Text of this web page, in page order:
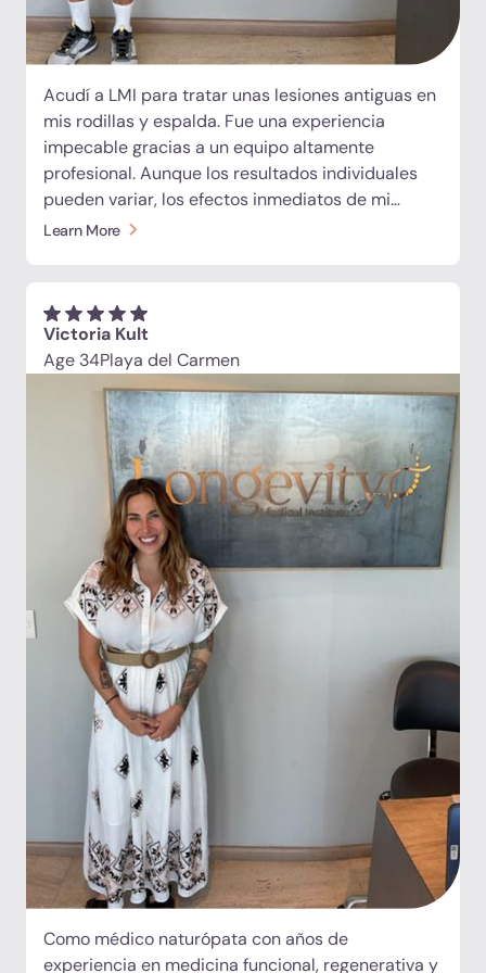
Acudí a LMI para tratar unas lesiones antiguas en
mis rodillas y espalda. Fue una experiencia
impecable gracias a un equipo altamente
profesional. Aunque los resultados individuales
pueden variar, los efectos inmediatos de mi
protocolo de tratamiento (células madre,
sesiones de tratamiento duraron unos tres días y,
tres días después de la última sesión, camino y
me mantengo en pie de forma visiblemente
distinta. Mi esposa, que es instructora de Pilates,
quedó asombrada con los cambios que vio en mí
y ella misma está interesada en recibir
tratamiento para algunas de sus lesiones
antiguas. No tengo suficientes palabras de
agradecimiento para el Dr. Felix, el Dr. Hugo,
Cristian, Nico, Ariana, Erick, Dariana y Paola.
Learn More
Victoria Kult
Age 34Playa del Carmen
Como médico naturópata con años de
experiencia en medicina funcional, regenerativa y